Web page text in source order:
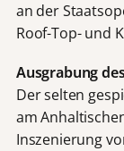
an der
Roof-Top- und
Ausgrabung
Der selten
am
Inszenierung